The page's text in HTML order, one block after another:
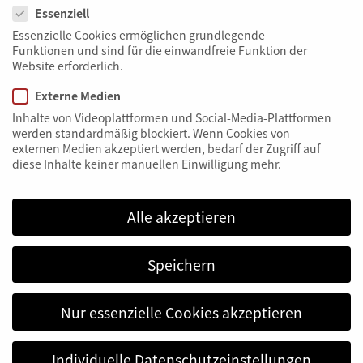
müssen denn erfüllt sein, damit
Recyclingbaustoffe bei
künftigen Straßenbau-
projekten in Nürnberg
eingesetzt werden dürfen?
Marco Daume : Für uns ist der Einsatz von RC-
Baustoffen als Standardbauweise – neben den
vorstellbar. Wir bleiben am Ball und haben daher für
unsere Mitarbeiter/ Innen aktuell einen eigenen
Handlungsleitfaden zur sicheren Prüfungsanwendung
erarbeitet. Liegen danach die Voraussetzungen des
Einsatzes von Recyclingbaustoffen vor, werden wir
deren Einsatz bei investiven Straßenbaumaßnahmen
durch neutrale Ausschreibungsvorgaben
entsprechend zulassen. Dann ist es letztlich dem
Essenziell
Essenzielle Cookies ermöglichen grundlegende
Funktionen und sind für die einwandfreie Funktion der
Website erforderlich.
Externe Medien
Inhalte von Videoplattformen und Social-Media-Plattformen
werden standardmäßig blockiert. Wenn Cookies von
externen Medien akzeptiert werden, bedarf der Zugriff auf
diese Inhalte keiner manuellen Einwilligung mehr.
Alle akzeptieren
Speichern
Nur essenzielle Cookies akzeptieren